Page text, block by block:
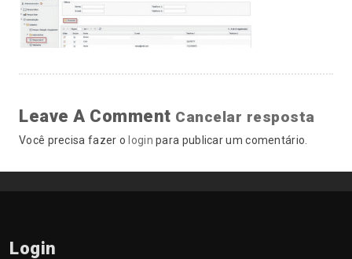
Leave A Comment Cancelar resposta
Você precisa fazer o login para publicar um comentário.
Login